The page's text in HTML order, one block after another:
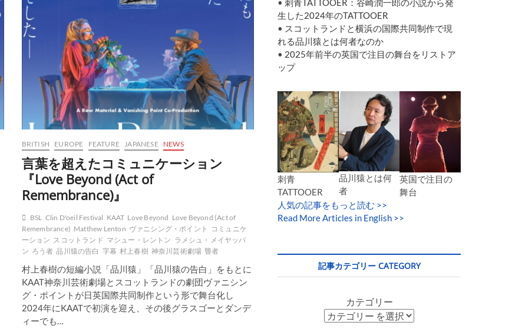
BRITISH EUROPE FEATURE JAPANESE NEWS
言葉を超えたコミュニケーション
『Love Beyond (Act of
Remembrance)』
BSL Clin D'oeil Festival KAAT Love Beyond Love Beyond (Act of
Remembrance) Matthew Lenton ヴァニシング・ポイント
コミュニケ
ーション スコットランド マシュー・レントン ラメシュ・メイヤッパ
ン ろう者 品川猿の告白 字幕 村上春樹 神奈川芸術劇場 聾者
村上春樹の短編小説「品川猿」「品川猿の告白」をもとに
KAAT神奈川芸術劇場とスコットランドの劇団ヴァニシン
グ・ポイントが日英国際共同制作という形で舞台化し
2024年にKAATで初演を迎え、その後グラスゴーとダンデ
ィーでも…
• 刺青TATTOOER：谷崎潤一郎の小説から発
生した2024年のTATTOOER
• スコットランドと横浜の国際共同制作で現
れる品川猿とは何者なのか
• 2025年前半の英国で注目の舞台をリストア
ップ
刺青
TATTOOER
品川猿とは何
者
英国で注目の
舞台
人気の記事をもっと読む >>
Read More Articles in English >>
記事カテゴリー CATEGORY
カテゴリー